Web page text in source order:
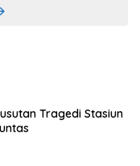
Tragedi Stasiun